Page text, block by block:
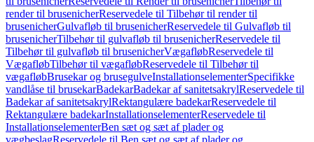
render til brusenicherReservedele til Tilbehør til render til
brusenicherGulvafløb til brusenicherReservedele til Gulvafløb til
brusenicherTilbehør til gulvafløb til brusenicherReservedele til
Tilbehør til gulvafløb til brusenicherVægafløbReservedele til
VægafløbTilbehør til vægafløbReservedele til Tilbehør til
vægafløbBrusekar og brusegulveInstallationselementerSpecifikke
vandlåse til brusekarBadekarBadekar af sanitetsakrylReservedele til
Badekar af sanitetsakrylRektangulære badekarReservedele til
Rektangulære badekarInstallationselementerReservedele til
InstallationselementerBen sæt og sæt af plader og
vægbeslagReservedele til Ben sæt og sæt af plader og